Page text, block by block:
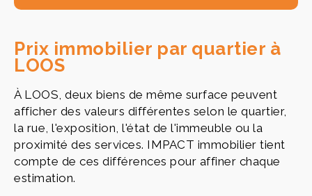
Prix immobilier par quartier à
LOOS
À LOOS, deux biens de même surface peuvent
afficher des valeurs différentes selon le quartier,
la rue, l'exposition, l'état de l'immeuble ou la
proximité des services. IMPACT immobilier tient
compte de ces différences pour affiner chaque
estimation.